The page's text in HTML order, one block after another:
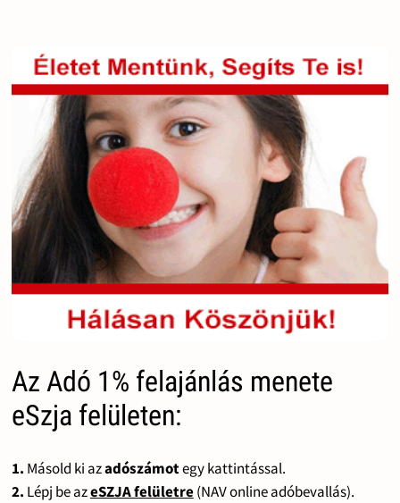
Az Adó 1% felajánlás menete
eSzja felületen:
1. Másold ki azadószámotegy kattintással.
2. Lépj be azeSZJA felületre(NAV online adóbevallás).